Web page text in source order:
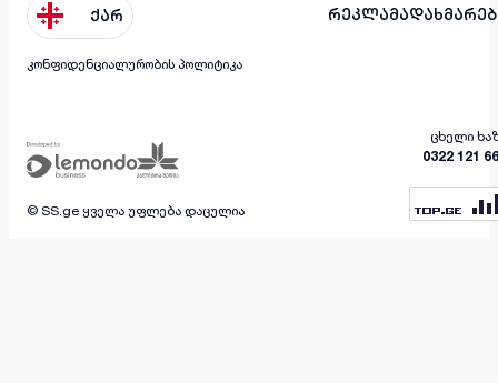
ქარ რეკლამა
კონფიდენციალურობის პოლიტიკა
ცხელი
0322 121
© SS.ge ყველა უფლება დაცულია